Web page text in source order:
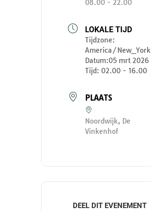
08.00 - 22.00
LOKALE TIJD
Tijdzone:
America/New_York
Datum:05 mrt 2026
Tijd: 02.00 - 16.00
PLAATS
Noordwijk, De
Vinkenhof
DEEL DIT EVENEMENT